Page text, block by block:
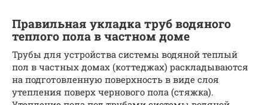
Правильная укладка труб водяного
теплого пола в частном доме
Трубы для устройства системы водяной теплый
пол в частных домах (коттеджах) раскладываются
на подготовленную поверхность в виде слоя
утепления поверх чернового пола (стяжка).